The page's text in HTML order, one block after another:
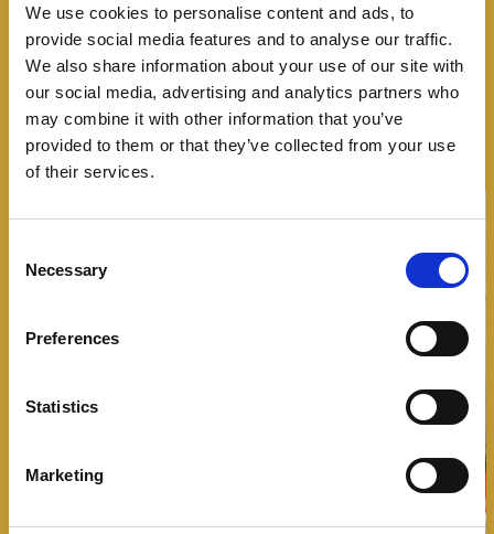
We use cookies to personalise content and ads, to
provide social media features and to analyse our traffic.
We also share information about your use of our site with
our social media, advertising and analytics partners who
may combine it with other information that you’ve
provided to them or that they’ve collected from your use
of their services.
Selection
Necessary
Preferences
Statistics
Marketing
Tutte le idee, trucchi e segreti per rendere
speciale un panino